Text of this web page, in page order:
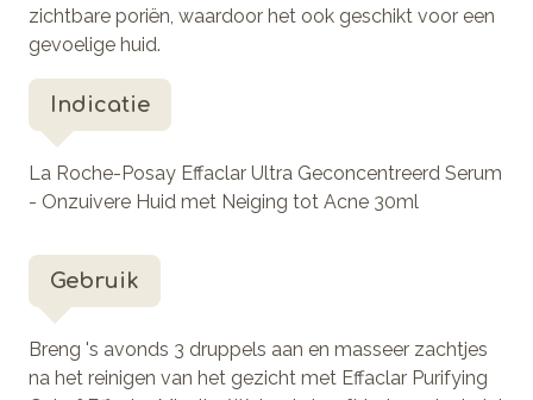
zichtbare poriën, waardoor het ook geschikt voor een
gevoelige huid.
Indicatie
La Roche-Posay Effaclar Ultra Geconcentreerd Serum
- Onzuivere Huid met Neiging tot Acne 30ml
Gebruik
Breng 's avonds 3 druppels aan en masseer zachtjes
na het reinigen van het gezicht met Effaclar Purifying